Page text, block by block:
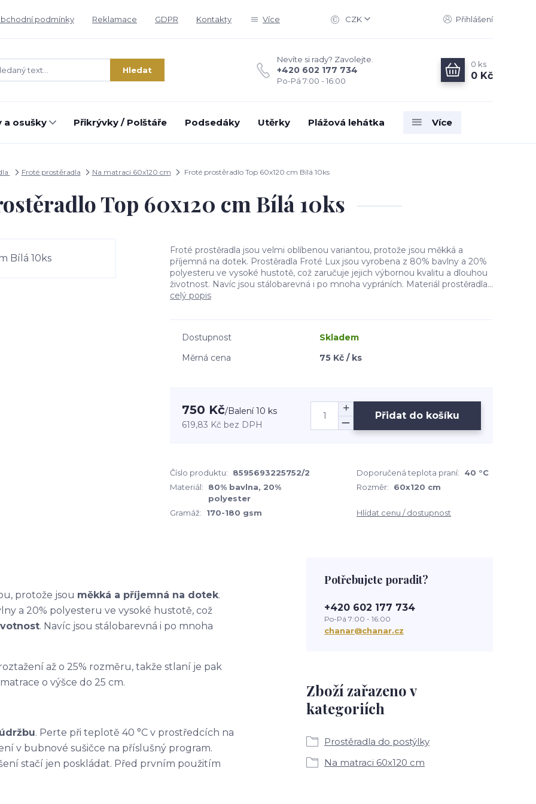
podmínky Reklamace GDPR Kontakty Více CZK Přihlášení
Hledat
Nevíte si rady? Zavolejte.
+420 602 177 734
Po-Pá 7:00 - 16:00
0 ks
0 Kč
a osušky Přikrývky / Polštáře Podsedáky Utěrky Plážová lehátka Více
Froté prostěradla Na matraci 60x120 cm Froté prostěradlo Top 60x120 cm Bílá 10ks
Top 60x120 cm Bílá 10ks
Froté prostěradla jsou velmi oblíbenou variantou, protože jsou měkká a
příjemná na dotek. Prostěradla Froté Lux jsou vyrobena z 80% bavlny a 20%
polyesteru ve vysoké hustotě, což zaručuje jejich výbornou kvalitu a dlouhou
životnost. Navíc jsou stálobarevná i po mnoha vypráních. Materiál prostěradla...
celý popis
Dostupnost
Skladem
Měrná cena
75 Kč / ks
750 Kč/Balení 10 ks
619,83 Kč bez DPH
Přidat do košíku
Číslo produktu: 8595693225752/2 Doporučená teplota praní:
40 °C
Materiál:
80% bavlna, 20%
polyester
Rozměr: 60x120 cm
Gramáž: 170-180 gsm Hlídat cenu / dostupnost
protože jsou měkká a příjemná na dotek.
a 20% polyesteru ve vysoké hustotě, což
. Navíc jsou stálobarevná i po mnoha
až o 25% rozměru, takže stlaní je pak
o výšce do 25 cm.
. Perte při teplotě 40 °C v prostředcích na
v bubnové sušičce na příslušný program.
stačí jen poskládat. Před prvním použitím
Zboží zařazeno v
kategoriích
Prostěradla do postýlky
Na matraci 60x120 cm
Potřebujete poradit?
+420 602 177 734
Po-Pá 7:00 - 16:00
chanar@chanar.cz